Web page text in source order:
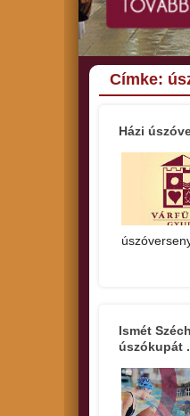
Címke:
Házi
Ismét
úszókupát